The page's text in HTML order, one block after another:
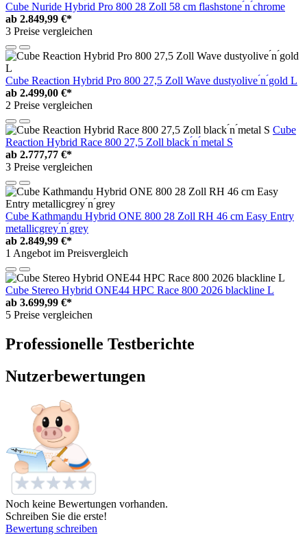
Cube Nuride Hybrid Pro 800 28 Zoll 58 cm flashstone ́n ́chrome
ab 2.849,99 €*
3 Preise vergleichen
Cube Reaction Hybrid Pro 800 27,5 Zoll Wave dustyolive ́n ́gold L
ab 2.499,00 €*
2 Preise vergleichen
Cube
Reaction Hybrid Race 800 27,5 Zoll black ́n ́metal S
ab 2.777,77 €*
3 Preise vergleichen
Cube Kathmandu Hybrid ONE 800 28 Zoll RH 46 cm Easy Entry
metallicgrey ́n ́grey
ab 2.849,99 €*
1 Angebot im Preisvergleich
Cube Stereo Hybrid ONE44 HPC Race 800 2026 blackline L
ab 3.699,99 €*
5 Preise vergleichen
Professionelle Testberichte
Nutzerbewertungen
Noch keine Bewertungen vorhanden.
Schreiben Sie die erste!
Bewertung schreiben